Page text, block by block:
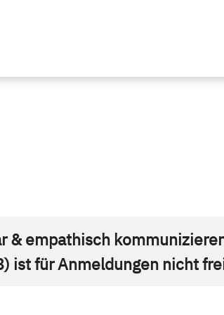
& empathisch
ist für Anmeldungen nicht